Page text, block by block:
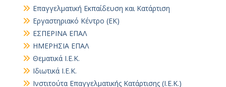
Επαγγελματική Εκπαίδευση και Κατάρτιση
Εργαστηριακό Κέντρο (ΕΚ)
ΕΣΠΕΡΙΝΑ ΕΠΑΛ
ΗΜΕΡΗΣΙΑ ΕΠΑΛ
Θεματικά Ι.Ε.Κ.
Ιδιωτικά Ι.Ε.Κ.
Ινστιτούτα Επαγγελματικής Κατάρτισης (Ι.Ε.Κ.)